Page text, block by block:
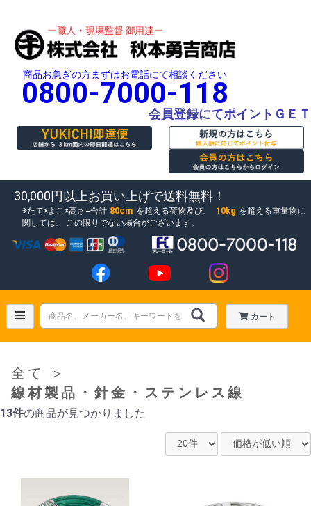
商品お急ぎの方まずはお電話にて相談ください
0800-7000-118
会員登録にてポイントＧＥＴ
30,000円以上お買い上げで送料無料！
たて×よこ×高さ=合計 80cm を超える荷物及び、 10kg を超える重量物に
関しては、
この限りでない場合がございます。
カート
全て
＞
線材製品・針金・ステンレス線
13件の商品が見つかりました